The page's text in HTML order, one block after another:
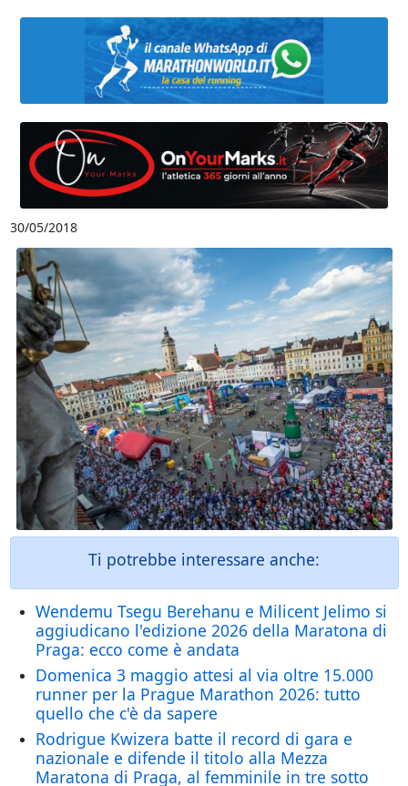
30/05/2018
Ti potrebbe interessare anche:
Wendemu Tsegu Berehanu e Milicent Jelimo si
aggiudicano l'edizione 2026 della Maratona di
Praga: ecco come è andata
Domenica 3 maggio attesi al via oltre 15.000
runner per la Prague Marathon 2026: tutto
quello che c'è da sapere
Rodrigue Kwizera batte il record di gara e
nazionale e difende il titolo alla Mezza
Maratona di Praga, al femminile in tre sotto